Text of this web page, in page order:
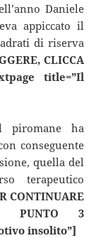
Daniele
appiccato il
di riserva
CLICCA
title=”Il
ha
conseguente
quella del
terapeutico
CONTINUARE
PUNTO 3
insolito”]